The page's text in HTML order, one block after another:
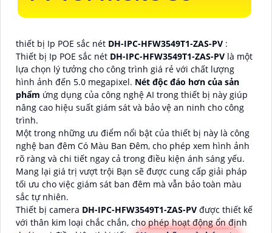
thiết bị Ip POE sắc nét DH-IPC-HFW3549T1-ZAS-PV :
Thiết bị Ip POE sắc nét DH-IPC-HFW3549T1-ZAS-PV là một
lựa chọn lý tưởng cho công trình giá rẻ với chất lượng
hình ảnh đến 5.0 megapixel. Nét độc đáo hơn của sản
phẩm ứng dụng của công nghệ AI trong thiết bị này giúp
nâng cao hiệu suất giám sát và bảo vệ an ninh cho công
trình.
Một trong những ưu điểm nổi bật của thiết bị này là công
nghệ ban đêm Có Màu Ban Đêm, cho phép xem hình ảnh
rõ ràng và chi tiết ngay cả trong điều kiện ánh sáng yếu.
Mang lại giá trị vượt trội Bạn sẽ được cung cấp giải pháp
tối ưu cho việc giám sát ban đêm mà vẫn bảo toàn màu
sắc tự nhiên.
Thiết bị camera DH-IPC-HFW3549T1-ZAS-PV được thiết kế
với thân kim loại chắc chắn, cho phép hoạt động ổn định